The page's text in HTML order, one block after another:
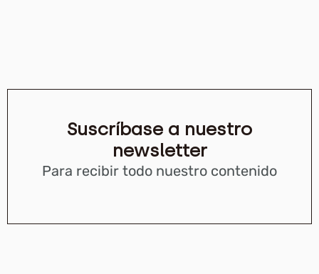
Suscríbase a nuestro
newsletter
Para recibir todo nuestro contenido